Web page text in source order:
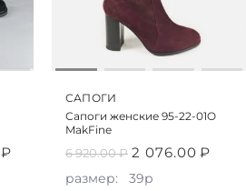
₽
САПОГИ
Сапоги женские 95-22-01O
MakFine
6 920.00₽ 2 076.00 ₽
размер: 39р